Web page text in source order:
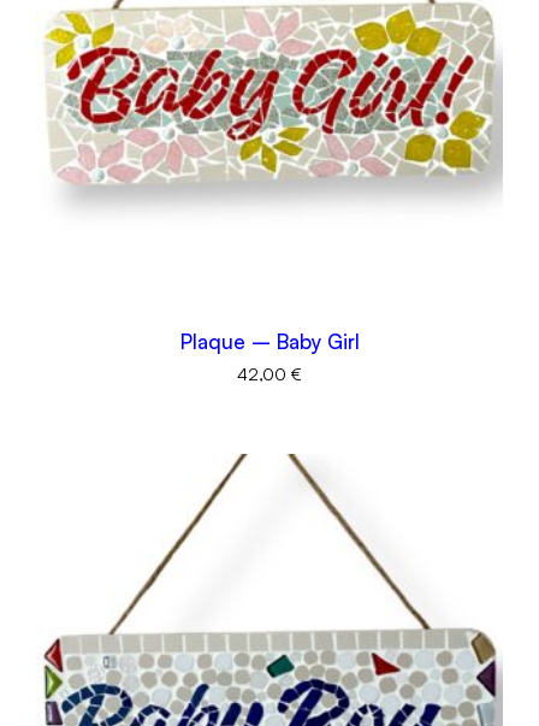
Plaque – Baby Girl
42,00 €